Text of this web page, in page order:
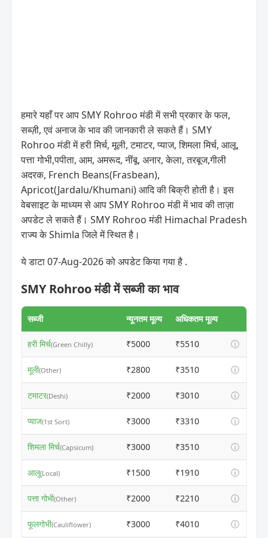
हमारे यहाँ पर आप SMY Rohroo मंडी में सभी प्रकार के फल,
सब्ज़ी, एवं अनाज के भाव की जानकारी ले सकते हैं। SMY
Rohroo मंडी में हरी मिर्च, मूली, टमाटर, प्याज, शिमला मिर्च, आलू,
पत्ता गोभी,पपीता, आम, अमरूद, नींबू, अनार, केला, तरबूज,गीली
अदरक, French Beans(Frasbean),
Apricot(Jardalu/Khumani) आदि की बिक्री होती है। इस
वेबसाइट के माध्यम से आप SMY Rohroo मंडी में भाव की ताज़ा
अपडेट ले सकते हैं। SMY Rohroo मंडी Himachal Pradesh
राज्य के Shimla जिले में स्थित है।
ये डाटा 07-Aug-2026 को अपडेट किया गया है .
SMY Rohroo मंडी में सब्जी का भाव
सब्जी न्यूनतम मूल्य अधिकतम मूल्य
हरी मिर्च(Green Chilly) ₹5000 ₹5510 ⓘ
मूली(Other) ₹2800 ₹3510 ⓘ
टमाटर(Deshi) ₹2000 ₹3010 ⓘ
प्याज(1st Sort) ₹3000 ₹3310 ⓘ
शिमला मिर्च(Capsicum) ₹3000 ₹3510 ⓘ
आलू(Local) ₹1500 ₹1910 ⓘ
पत्ता गोभी(Other) ₹2000 ₹2210 ⓘ
फूलगोभी(Cauliflower) ₹3000 ₹4010 ⓘ